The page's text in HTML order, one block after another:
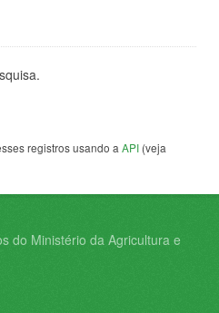
registros usando a API (veja
do Ministério da Agricultura e